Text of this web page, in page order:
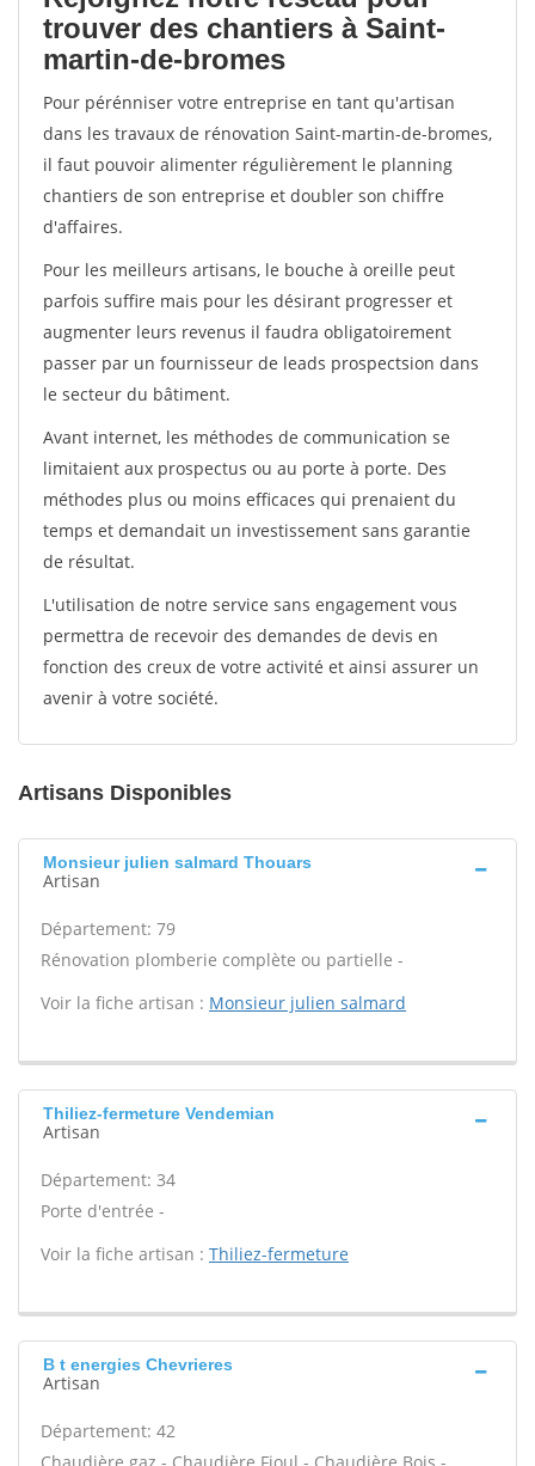
trouver des chantiers à Saint-
martin-de-bromes
Pour pérénniser votre entreprise en tant qu'artisan
dans les travaux de rénovation Saint-martin-de-bromes,
il faut pouvoir alimenter régulièrement le planning
chantiers de son entreprise et doubler son chiffre
d'affaires.
Pour les meilleurs artisans, le bouche à oreille peut
parfois suffire mais pour les désirant progresser et
augmenter leurs revenus il faudra obligatoirement
passer par un fournisseur de leads prospectsion dans
le secteur du bâtiment.
Avant internet, les méthodes de communication se
limitaient aux prospectus ou au porte à porte. Des
méthodes plus ou moins efficaces qui prenaient du
temps et demandait un investissement sans garantie
de résultat.
L'utilisation de notre service sans engagement vous
permettra de recevoir des demandes de devis en
fonction des creux de votre activité et ainsi assurer un
avenir à votre société.
Artisans Disponibles
Monsieur julien salmard Thouars
Artisan
Département: 79
Rénovation plomberie complète ou partielle -
Voir la fiche artisan : Monsieur julien salmard
Thiliez-fermeture Vendemian
Artisan
Département: 34
Porte d'entrée -
Voir la fiche artisan : Thiliez-fermeture
B t energies Chevrieres
Artisan
Département: 42